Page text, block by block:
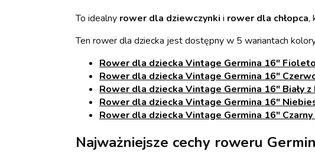
To idealny rower dla dziewczynki i rower dla chłopca,
Ten rower dla dziecka jest dostępny w 5 wariantach
Rower dla dziecka Vintage Germina 16"
Rower dla dziecka Vintage Germina 16"
Rower dla dziecka Vintage Germina 16" Biały z
Rower dla dziecka Vintage Germina 16"
Rower dla dziecka Vintage Germina 16" Czarny
Najważniejsze cechy roweru